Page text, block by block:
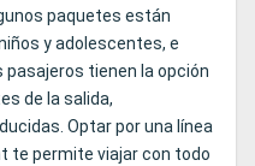
paquetes están
y adolescentes, e
pasajeros tienen la opción
de la salida,
Optar por una línea
te permite viajar con todo